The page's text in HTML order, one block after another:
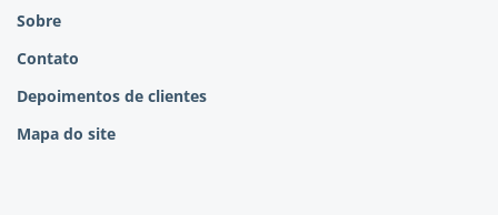
Sobre
Contato
Depoimentos de clientes
Mapa do site